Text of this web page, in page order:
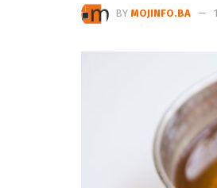
BY MOJINFO.BA